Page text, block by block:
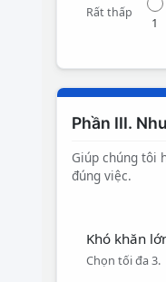
Rất thấp
1
Phần III.
Giúp chúng tôi
đúng việc.
Khó khăn
Chọn tối đa 3.